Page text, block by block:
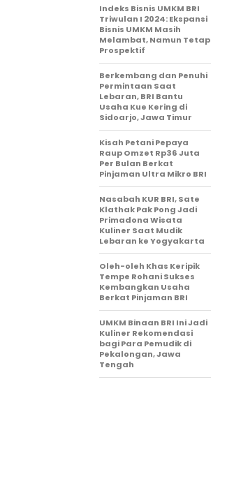
Indeks Bisnis UMKM BRI
Triwulan I 2024: Ekspansi
Bisnis UMKM Masih
Melambat, Namun Tetap
Prospektif
Berkembang dan Penuhi
Permintaan Saat
Lebaran, BRI Bantu
Usaha Kue Kering di
Sidoarjo, Jawa Timur
Kisah Petani Pepaya
Raup Omzet Rp36 Juta
Per Bulan Berkat
Pinjaman Ultra Mikro BRI
Nasabah KUR BRI, Sate
Klathak Pak Pong Jadi
Primadona Wisata
Kuliner Saat Mudik
Lebaran ke Yogyakarta
Oleh-oleh Khas Keripik
Tempe Rohani Sukses
Kembangkan Usaha
Berkat Pinjaman BRI
UMKM Binaan BRI Ini Jadi
Kuliner Rekomendasi
bagi Para Pemudik di
Pekalongan, Jawa
Tengah